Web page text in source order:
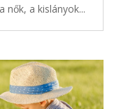
nők, a kislányok...